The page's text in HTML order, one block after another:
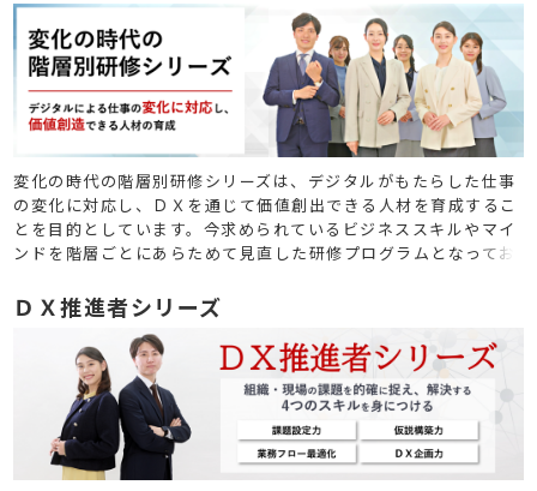
変化の時代の階層別研修シリーズは、デジタルがもたらした仕事
の変化に対応し、ＤＸを通じて価値創出できる人材を育成するこ
とを目的としています。今求められているビジネススキルやマイ
ンドを階層ごとにあらためて見直した研修プログラムとなってお
ＤＸ推進者シリーズ